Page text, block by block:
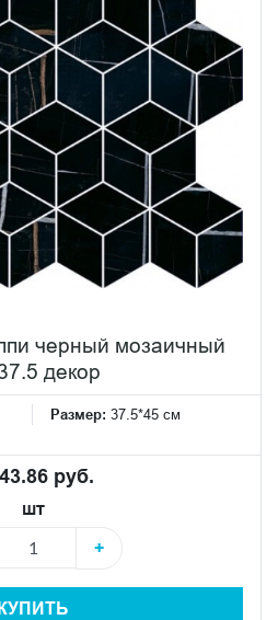
черный мозаичный
декор
Размер: 37.5*45 см
руб.
шт
+